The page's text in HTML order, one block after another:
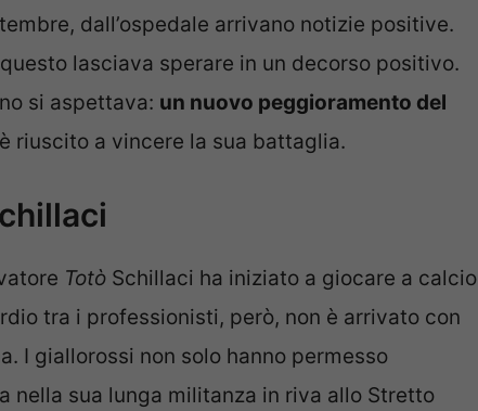
dall’ospedale arrivano notizie positive.
lasciava sperare in un decorso positivo.
si aspettava: un nuovo peggioramento del
riuscito a vincere la sua battaglia.
Totò Schillaci ha iniziato a giocare a calcio
tra i professionisti, però, non è arrivato con
I giallorossi non solo hanno permesso
nella sua lunga militanza in riva allo Stretto